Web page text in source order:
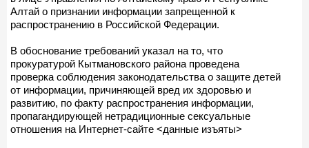
Алтай о признании информации запрещенной к
распространению в Российской Федерации.
В обоснование требований указал на то, что
прокуратурой Кытмановского района проведена
проверка соблюдения законодательства о защите детей
от информации, причиняющей вред их здоровью и
развитию, по факту распространения информации,
пропагандирующей нетрадиционные сексуальные
отношения на Интернет-сайте <данные изъяты>